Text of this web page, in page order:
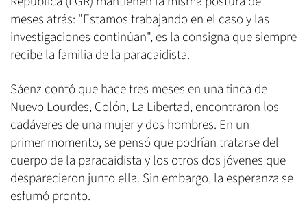
meses atrás: "Estamos trabajando en el caso y las
investigaciones continúan", es la consigna que siempre
recibe la familia de la paracaidista.
Sáenz contó que hace tres meses en una finca de
Nuevo Lourdes, Colón, La Libertad, encontraron los
cadáveres de una mujer y dos hombres. En un
primer momento, se pensó que podrían tratarse del
cuerpo de la paracaidista y los otros dos jóvenes que
desparecieron junto ella. Sin embargo, la esperanza se
esfumó pronto.